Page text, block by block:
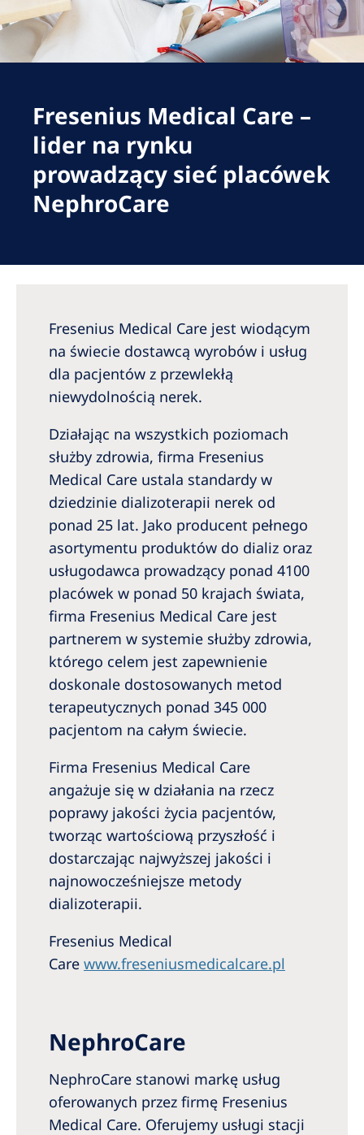
Romania
Russia
Slovakia
Slovenia
Spain
Sweden
United Kingdom
Asia Pacific
Australia
Philippines
North America
United States of America
NephroCare International
Global Website
Fresenius Medical Care –
lider na rynku
prowadzący sieć placówek
NephroCare
Fresenius Medical Care jest wiodącym
na świecie dostawcą wyrobów i usług
dla pacjentów z przewlekłą
niewydolnością nerek.
Działając na wszystkich poziomach
służby zdrowia, firma Fresenius
Medical Care ustala standardy w
dziedzinie dializoterapii nerek od
ponad 25 lat. Jako producent pełnego
asortymentu produktów do dializ oraz
usługodawca prowadzący ponad 4100
placówek w ponad 50 krajach świata,
firma Fresenius Medical Care jest
partnerem w systemie służby zdrowia,
którego celem jest zapewnienie
doskonale dostosowanych metod
terapeutycznych ponad 345 000
pacjentom na całym świecie.
Firma Fresenius Medical Care
angażuje się w działania na rzecz
poprawy jakości życia pacjentów,
tworząc wartościową przyszłość i
dostarczając najwyższej jakości i
najnowocześniejsze metody
dializoterapii.
Fresenius Medical
Care www.freseniusmedicalcare.pl
NephroCare
NephroCare stanowi markę usług
oferowanych przez firmę Fresenius
Medical Care. Oferujemy usługi stacji